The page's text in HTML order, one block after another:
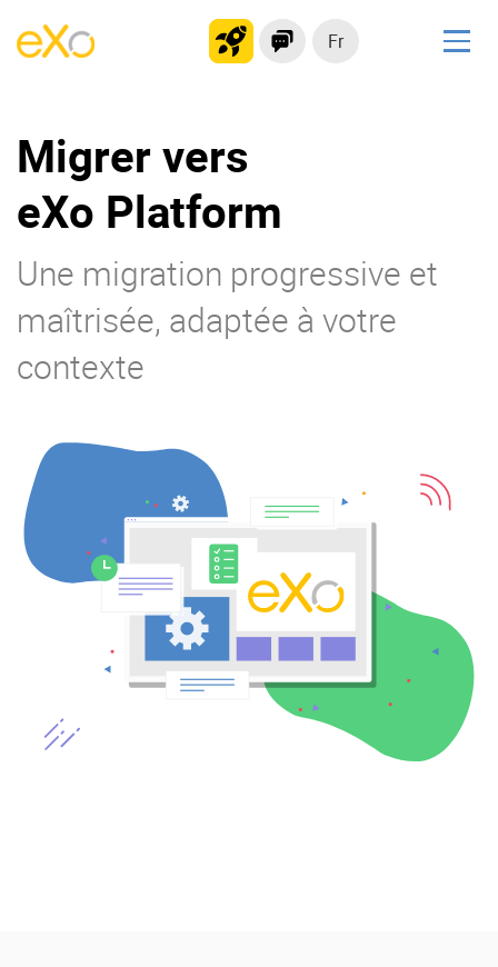
Fr
Réseau social
Hub de connaissances
Produit
La Plateforme
Mobile
Offre Enterprise
A propos d’eXo
Centre de ressources
Essayez eXo
Migrer vers
eXo Platform
Une migration progressive et
maîtrisée, adaptée à votre
contexte